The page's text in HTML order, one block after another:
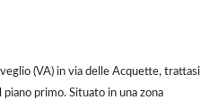
(VA) in via delle Acquette, trattasi
primo. Situato in una zona